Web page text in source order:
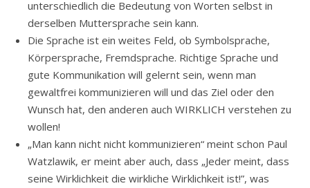
unterschiedlich die Bedeutung von Worten selbst in
derselben Muttersprache sein kann.
Die Sprache ist ein weites Feld, ob Symbolsprache,
Körpersprache, Fremdsprache. Richtige Sprache und
gute Kommunikation will gelernt sein, wenn man
gewaltfrei kommunizieren will und das Ziel oder den
Wunsch hat, den anderen auch WIRKLICH verstehen zu
wollen!
„Man kann nicht nicht kommunizieren“ meint schon Paul
Watzlawik, er meint aber auch, dass „Jeder meint, dass
seine Wirklichkeit die wirkliche Wirklichkeit ist!”, was